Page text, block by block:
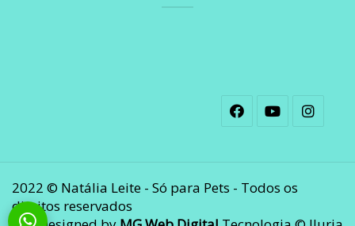
2022 © Natália Leite - Só para Pets - Todos os
direitos reservados